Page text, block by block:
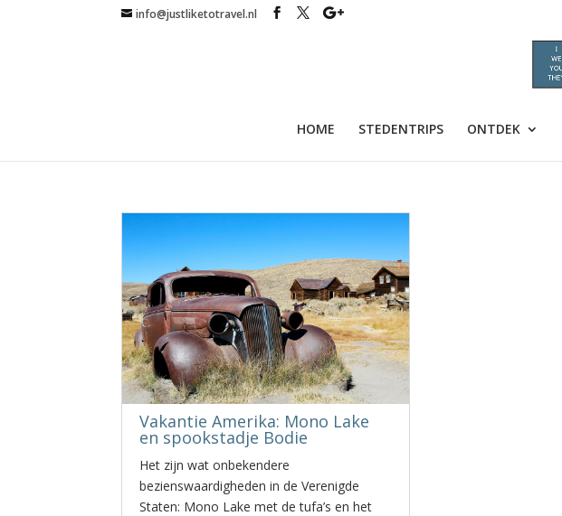
info@justliketotravel.nl
HOME STEDENTRIPS ONTDEK
Vakantie Amerika: Mono Lake
en spookstadje Bodie
Het zijn wat onbekendere
bezienswaardigheden in de Verenigde
Staten: Mono Lake met de tufa’s en het